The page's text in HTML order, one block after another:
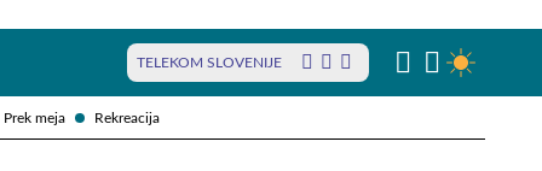
Prek meja Rekreacija
TELEKOM SLOVENIJE